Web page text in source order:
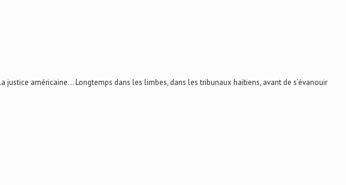
la justice américaine… Longtemps dans les limbes, dans les tribunaux haïtiens, avant de s’évanouir